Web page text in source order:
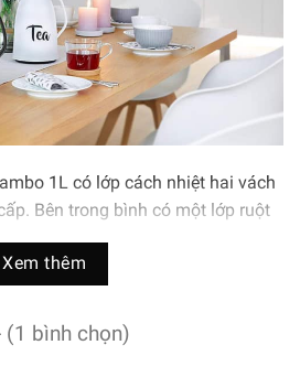
1L có lớp cách nhiệt hai vách
Bên trong bình có một lớp ruột
quản đồ nóng và lạnh được lâu
người dùng cũng như nâng cao
Emsa Mambo 1L được làm từ
cấp.
Xem thêm
(1 bình chọn)